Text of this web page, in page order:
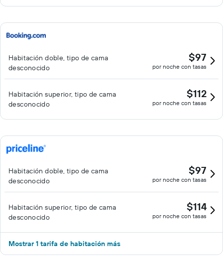
Habitación doble, tipo de cama
desconocido
$97
por noche con tasas
Habitación superior, tipo de cama
desconocido
$112
por noche con tasas
Habitación doble, tipo de cama
desconocido
$97
por noche con tasas
Habitación superior, tipo de cama
desconocido
$114
por noche con tasas
Mostrar 1 tarifa de habitación más